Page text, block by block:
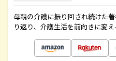
母親の介護に振り回され続けた
り返り、介護生活を前向きに変